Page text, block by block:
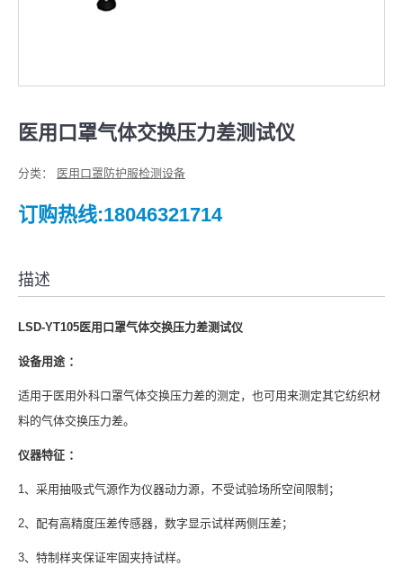
医用口罩气体交换压力差测试仪
分类： 医用口罩防护服检测设备
订购热线:18046321714
描述
LSD-YT105医用口罩气体交换压力差测试仪
设备用途 ：
适用于医用外科口罩气体交换压力差的测定，也可用来测定其它纺织材
料的气体交换压力差。
仪器特征 ：
1、采用抽吸式气源作为仪器动力源，不受试验场所空间限制；
2、配有高精度压差传感器，数字显示试样两侧压差；
3、特制样夹保证牢固夹持试样。